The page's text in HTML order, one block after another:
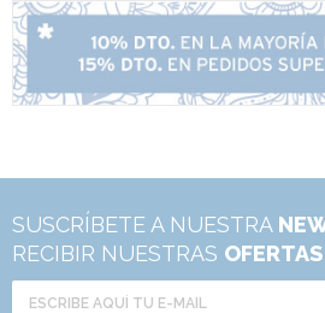
SUSCRÍBETE A NUESTRA
RECIBIR NUESTRAS